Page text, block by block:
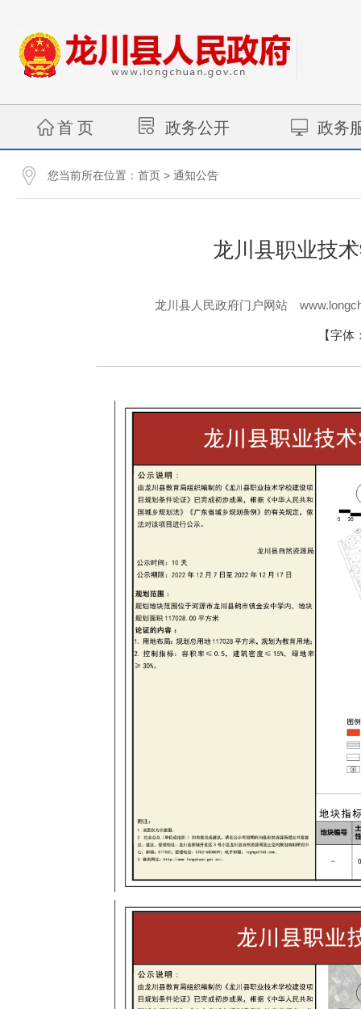
首 页 政务公开 政务
您当前所在位置： 首页 > 通知公告
龙川县职业技
龙川县人民政府门户网站
【字体